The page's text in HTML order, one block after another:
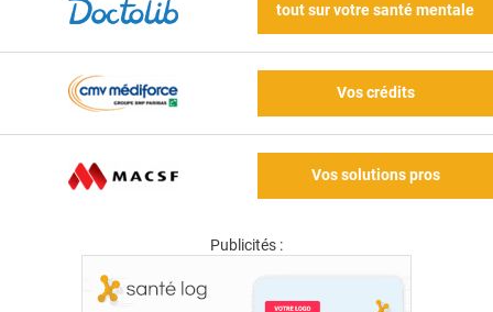
tout sur votre santé mentale
Vos crédits
Vos solutions pros
Publicités :